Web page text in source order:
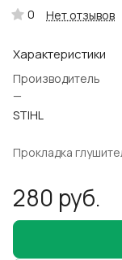
0 Нет отзывов
Характеристики
Производитель
—
STIHL
Прокладка
280 руб.